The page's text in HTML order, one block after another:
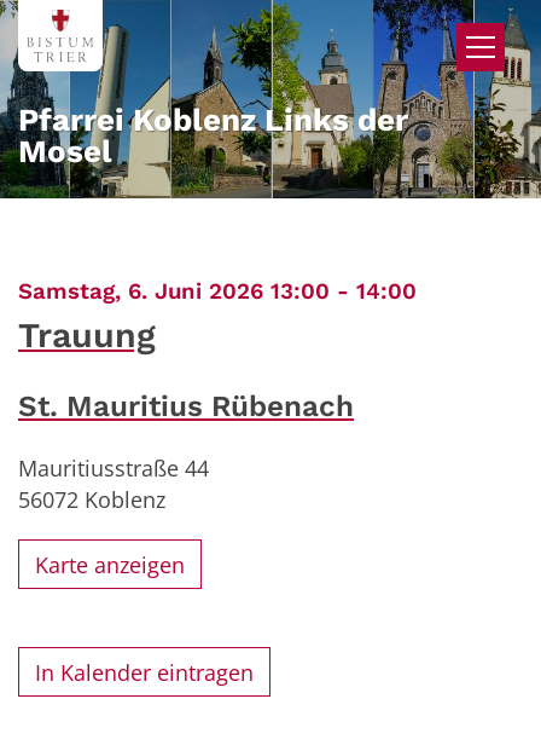
Zum Inhalt springen
Pfarrei Koblenz Links der
Mosel
Samstag, 6. Juni 2026 13:00 - 14:00
Trauung
St. Mauritius Rübenach
Mauritiusstraße 44
56072 Koblenz
Karte anzeigen
In Kalender eintragen